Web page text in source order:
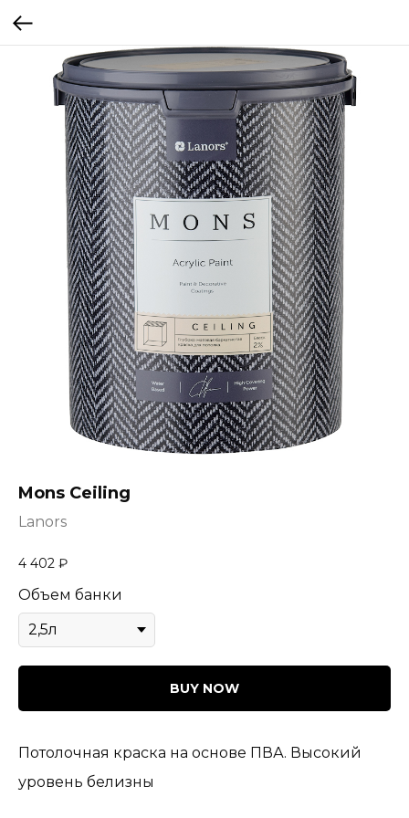
Mons Ceiling
Lanors
4 402 ₽
Объем банки
BUY NOW
Потолочная краска на основе ПВА. Высокий
уровень белизны